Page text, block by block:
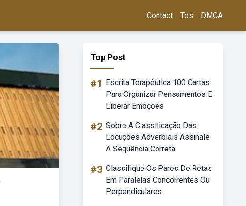
Contact Tos DMCA
Top Post
#1
Escrita Terapêutica 100 Cartas
Para Organizar Pensamentos E
Liberar Emoções
#2 Sobre A Classificação Das
Locuções Adverbiais Assinale
A Sequência Correta
#3 Classifique Os Pares De Retas
Em Paralelas Concorrentes Ou
Perpendiculares